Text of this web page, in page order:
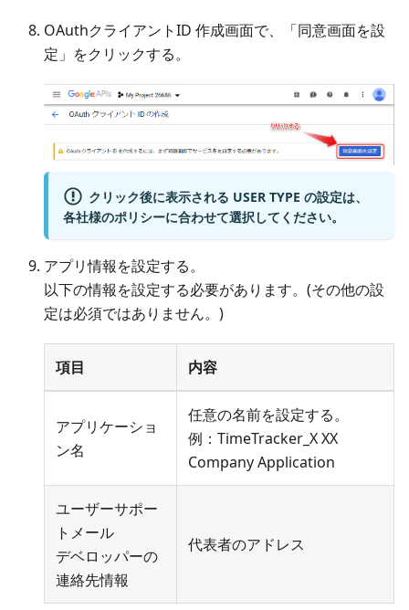
OAuthクライアントID 作成画面で、「同意画面を設
定」をクリックする。
クリック後に表示される USER TYPE の設定は、
各社様のポリシーに合わせて選択してください。
アプリ情報を設定する。
以下の情報を設定する必要があります。(その他の設
定は必須ではありません。)
項目 内容
アプリケーショ
ン名
任意の名前を設定する。
例：TimeTracker_X XX
Company Application
ユーザーサポー
トメール
デベロッパーの
連絡先情報
代表者のアドレス